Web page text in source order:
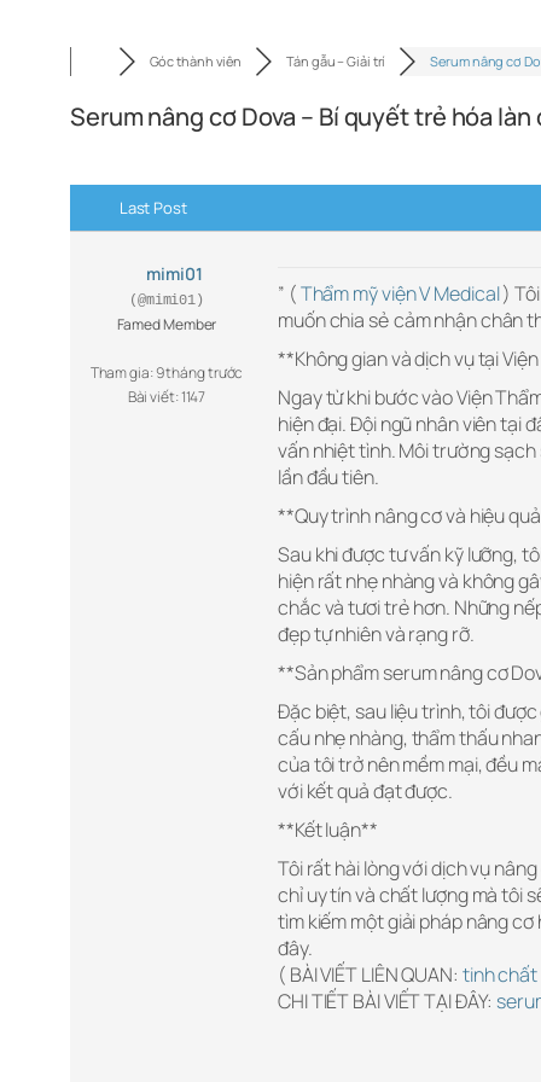
Góc thành viên Tán gẫu – Giải trí Serum nâng cơ
Serum nâng cơ Dova – Bí quyết trẻ hóa làn
Last Post
mimi01
(@mimi01)
Famed Member
Tham gia: 9 tháng trước
Bài viết: 1147
” (Thẩm mỹ viện V Medical)
muốn chia sẻ cảm nhận chân
**Không gian và dịch vụ tại
Ngay từ khi bước vào Viện
hiện đại. Đội ngũ nhân viên tại
vấn nhiệt tình. Môi trường
lần đầu tiên.
**Quy trình nâng cơ và hiệu
Sau khi được tư vấn kỹ lưỡng,
hiện rất nhẹ nhàng và không
chắc và tươi trẻ hơn. Những
đẹp tự nhiên và rạng rỡ.
**Sản phẩm serum nâng cơ
Đặc biệt, sau liệu trình, tôi
cấu nhẹ nhàng, thẩm thấu
của tôi trở nên mềm mại, đều
với kết quả đạt được.
**Kết luận**
Tôi rất hài lòng với dịch vụ
chỉ uy tín và chất lượng mà tôi
tìm kiếm một giải pháp nâng
đây.
( BÀI VIẾT LIÊN QUAN: tinh chất
CHI TIẾT BÀI VIẾT TẠI ĐÂY: